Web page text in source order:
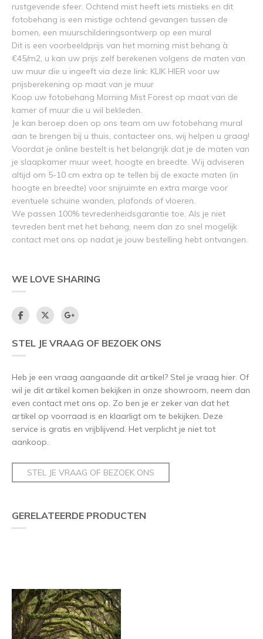
rustgevende sfeer. Ochtend mist heeft iets mistieks en dit
fotobehang is een mistige ochtend gevangen tussen de
bomen, een muurschilderingsontwerp op een mural
Dit is een voorbeeldprijs van het morning mist behang à
€45/m2, u kan uw prijs zelf berekenen volgens de maten van
uw muur die u ingeeft via deze link: KLIK HIER voor uw
prijsberekening op maat van je muur
Koop uw fotobehang Morning Mist Forest op maat van de
kamer of muur die u wil bekleden.
Je kan beroep doen op ons team om uw fotobehang mural
aan te brengen bij u thuis, contacteer ons, wij helpen u graag!
Voordat je online bestelt is het belangrijk dat je de maten van
je slaapkamer muur weet, hoogte en breedte. Wij adviseren
altijd om 5-10 cm extra op te tellen bij de exacte maten (in
hoogte en breedte) voor snijruimte en extra marge voor
eventuele schuine wanden, plafonds of vloeren.
We passen 100% tevredenheidsgarantie toe. Als je niet
tevreden bent met het behang, neem dan zo snel mogelijk
contact met ons op nadat je jouw bestelling hebt ontvangen.
WE LOVE SHARING
STEL JE VRAAG OF BEZOEK ONS
Heb je een vraag aangaande dit artikel? Stel je vraag hier. Of
wil je dit artikel komen bekijken in onze showroom, neem dan
even contact met ons op. Zo ben je er zeker van dat het
artikel op voorraad is en klaarligt om te bekijken. Deze
service is gratis en vrijblijvend. Het verplicht je niet tot
aankoop.
STEL JE VRAAG OF BEZOEK ONS
GERELATEERDE PRODUCTEN